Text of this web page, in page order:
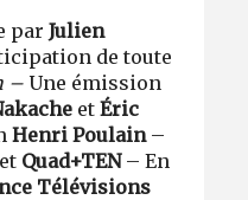
parJulien
de toute
– Une émission
etÉric
Henri Poulain–
Quad+TEN– En
Télévisions